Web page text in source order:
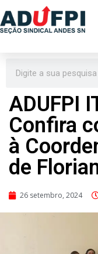
Pular
conteúdo
ADUFPI
Confira
à
de
26 setembro, 2024